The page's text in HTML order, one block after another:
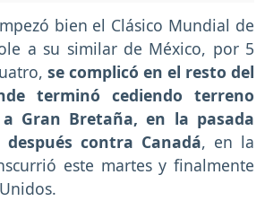
bien el Clásico Mundial de
a su similar de México, por 5
se complicó en el resto del
terminó cediendo terreno
Gran Bretaña, en la pasada
contra Canadá, en la
este martes y finalmente